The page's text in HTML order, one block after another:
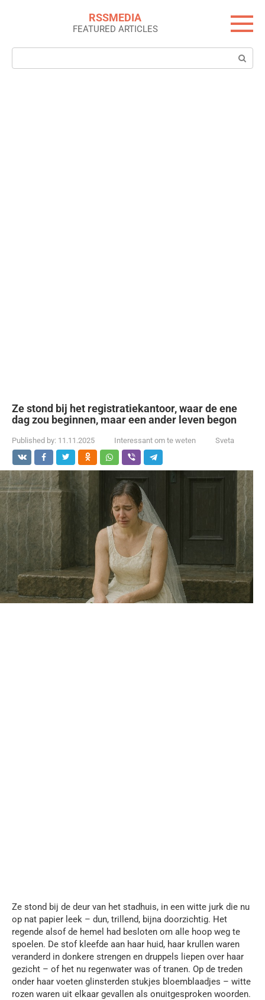
RSSMEDIA
FEATURED ARTICLES
Search:
Ze stond bij het registratiekantoor, waar de ene
dag zou beginnen, maar een ander leven begon
Published by: 11.11.2025 Interessant om te weten Sveta
Ze stond bij de deur van het stadhuis, in een witte jurk die nu
op nat papier leek – dun, trillend, bijna doorzichtig. Het
regende alsof de hemel had besloten om alle hoop weg te
spoelen. De stof kleefde aan haar huid, haar krullen waren
veranderd in donkere strengen en druppels liepen over haar
gezicht – of het nu regenwater was of tranen. Op de treden
onder haar voeten glinsterden stukjes bloemblaadjes – witte
rozen waren uit elkaar gevallen als onuitgesproken woorden.